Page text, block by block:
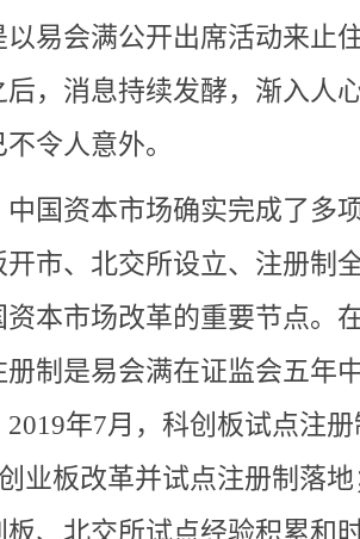
以易会满公开出席活动来止
，消息持续发酵，渐入人
令人意外。
中国资本市场确实完成了多
开市、北交所设立、注册制
资本市场改革的重要节点。
册制是易会满在证监会五年
年7月，科创板试点注
业板改革并试点注册制落
板、北交所试点经验积累和